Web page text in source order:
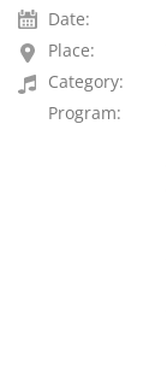
Date:
Place:
Category:
Program: